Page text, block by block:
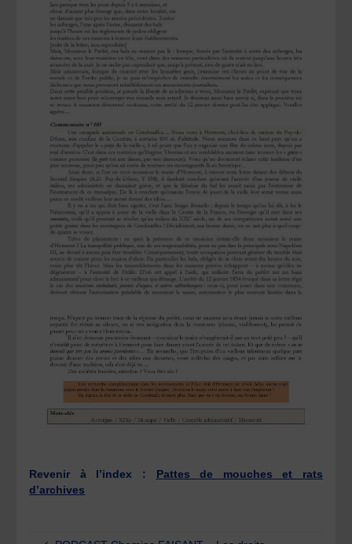
Revenir à l’index : Pattes de mouches et rats
d’archives